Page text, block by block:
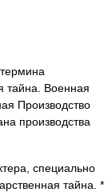
тайна. Военная
Производство
производства
специально
тайна. *